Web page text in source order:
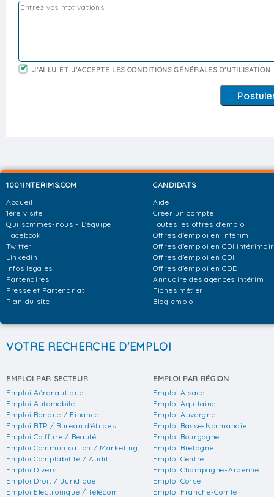
J'AI LU ET J'ACCEPTE LES CONDITIONS GÉNÉRALES D'UTILISATION
1001INTERIMS.COM
Accueil
1ère visite
Qui sommes-nous - L'équipe
Facebook
Twitter
Linkedin
Infos légales
Partenaires
Presse et Partenariat
Plan du site
CANDIDATS
Aide
Créer un compte
Toutes les offres d'emploi
Offres d'emploi en intérim
Offres d'emploi en CDI
Offres d'emploi en CDI
Offres d'emploi en CDD
Annuaire des agences intérim
Fiches métier
Blog emploi
VOTRE RECHERCHE D'EMPLOI
EMPLOI PAR SECTEUR
Emploi Aéronautique
Emploi Automobile
Emploi Banque / Finance
Emploi BTP / Bureau d'études
Emploi Coiffure / Beauté
Emploi Communication / Marketing
Emploi Comptabilité / Audit
Emploi Divers
Emploi Droit / Juridique
Emploi Electronique / Télécom
EMPLOI PAR RÉGION
Emploi Alsace
Emploi Aquitaine
Emploi Auvergne
Emploi Basse-Normandie
Emploi Bourgogne
Emploi Bretagne
Emploi Centre
Emploi Champagne-Ardenne
Emploi Corse
Emploi Franche-Comté